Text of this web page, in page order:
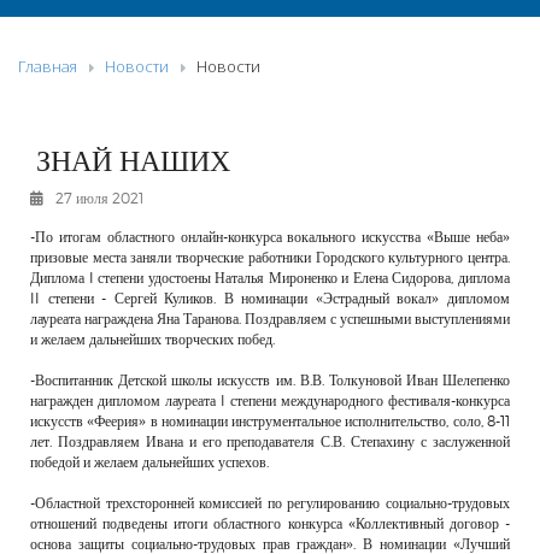
НОВОСТИ
К СВЕДЕНИЮ
РЕКЛАМОДАТЕЛЯМ
ОБЪЯВЛЕНИЯ
КОНТАКТЫ
Главная Новости Новости
ЗНАЙ НАШИХ
27 июля 2021
-По итогам областного онлайн-конкурса вокального искусства «Выше неба»
призовые места заняли творческие работники Городского культурного центра.
Диплома I степени удостоены Наталья Мироненко и Елена Сидорова, диплома
II степени - Сергей Куликов. В номинации «Эстрадный вокал» дипломом
лауреата награждена Яна Таранова. Поздравляем с успешными выступлениями
и желаем дальнейших творческих побед.
-Воспитанник Детской школы искусств им. В.В. Толкуновой Иван Шелепенко
награжден дипломом лауреата I степени международного фестиваля-конкурса
искусств «Феерия» в номинации инструментальное исполнительство, соло, 8-11
лет. Поздравляем Ивана и его преподавателя С.В. Степахину с заслуженной
победой и желаем дальнейших успехов.
-Областной трехсторонней комиссией по регулированию социально-трудовых
отношений подведены итоги областного конкурса «Коллективный договор -
основа защиты социально-трудовых прав граждан». В номинации «Лучший